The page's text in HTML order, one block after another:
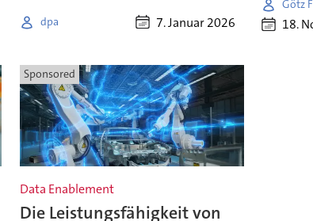
dpa 7. Januar 2026
Götz
18.
Sponsored
Data Enablement
Die Leistungsfähigkeit von